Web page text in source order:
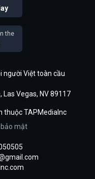
the
người Việt toàn cầu
Las Vegas, NV 89117
thuộc TAPMediaInc
mật